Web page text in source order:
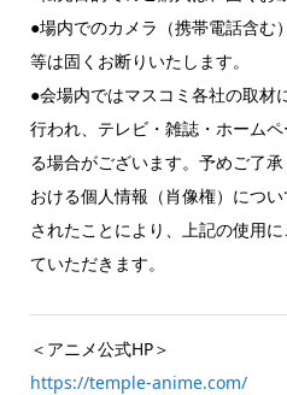
●場内でのカメラ（携帯電話含む
等は固くお断りいたします。
●会場内ではマスコミ各社の取材
行われ、テレビ・雑誌・ホーム
る場合がございます。予めご了
おける個人情報（肖像権）につ
されたことにより、上記の使用
ていただきます。
＜アニメ公式HP＞
https://temple-anime.com/